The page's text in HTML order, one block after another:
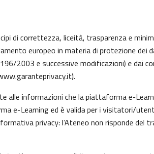
di correttezza, liceità, trasparenza e
europeo in materia di protezione dei
2003 e successive modificazioni) e dai
).
informazioni che la piattaforma e-
e-Learning ed è valida per i visitatori/
privacy: l’Ateneo non risponde